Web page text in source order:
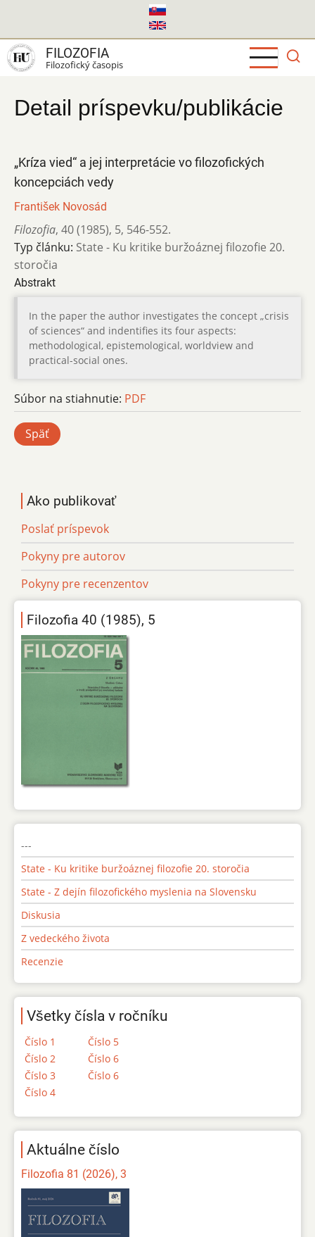
hlavný
obsah
FILOZOFIA
Filozofický časopis
Detail príspevku/publikácie
„Kríza vied“ a jej interpretácie vo filozofických
koncepciách vedy
František Novosád
Filozofia, 40 (1985), 5, 546-552.
Typ článku: State - Ku kritike buržoáznej filozofie 20.
storočia
Abstrakt
In the paper the author investigates the concept „crisis
of sciences“ and indentifies its four aspects:
methodological, epistemological, worldview and
practical-social ones.
Súbor na stiahnutie: PDF
Späť
Ako publikovať
Poslať príspevok
Pokyny pre autorov
Pokyny pre recenzentov
Filozofia 40 (1985), 5
---
State - Ku kritike buržoáznej filozofie 20. storočia
State - Z dejín filozofického myslenia na Slovensku
Diskusia
Z vedeckého života
Recenzie
Všetky čísla v ročníku
Číslo 1
Číslo 2
Číslo 3
Číslo 4
Číslo 5
Číslo 6
Číslo 6
Aktuálne číslo
Filozofia 81 (2026), 3